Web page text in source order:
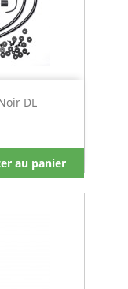
DL
au panier